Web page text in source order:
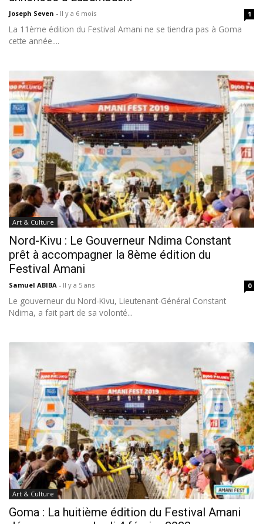
Joseph Seven - Il y a 6 mois 1
La 11ème édition du Festival Amani ne se tiendra pas à Goma
cette année....
Art & Culture
Nord-Kivu : Le Gouverneur Ndima Constant
prêt à accompagner la 8ème édition du
Festival Amani
Samuel ABIBA - Il y a 5 ans 0
Le gouverneur du Nord-Kivu, Lieutenant-Général Constant
Ndima, a fait part de sa volonté...
Art & Culture
Goma : La huitième édition du Festival Amani